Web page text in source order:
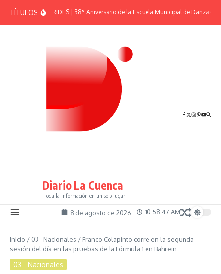
TÍTULOSEFEMÉRIDES | 38° Aniversario de la Escuela Municipal de Danzas “El
Diario La Cuenca
Toda la Información en un solo lugar
8 de agosto de 2026 10:58:47 AM
Inicio / 03 - Nacionales / Franco Colapinto corre en la segunda
sesión del día en las pruebas de la Fórmula 1 en Bahrein
03 - Nacionales